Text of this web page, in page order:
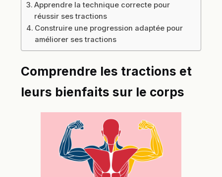
Apprendre la technique correcte pour
réussir ses tractions
Construire une progression adaptée pour
améliorer ses tractions
Comprendre les tractions et
leurs bienfaits sur le corps